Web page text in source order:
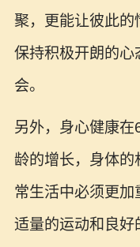
聚，更能让彼此的
保持积极开朗的心
会。
另外，身心健康
龄的增长，身体的
常生活中必须更加
适量的运动和良好